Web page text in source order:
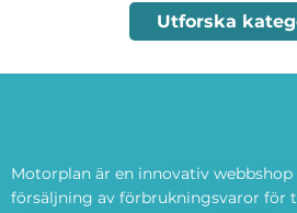
Motorplan är en innovativ webbshop
försäljning av förbrukningsvaror för